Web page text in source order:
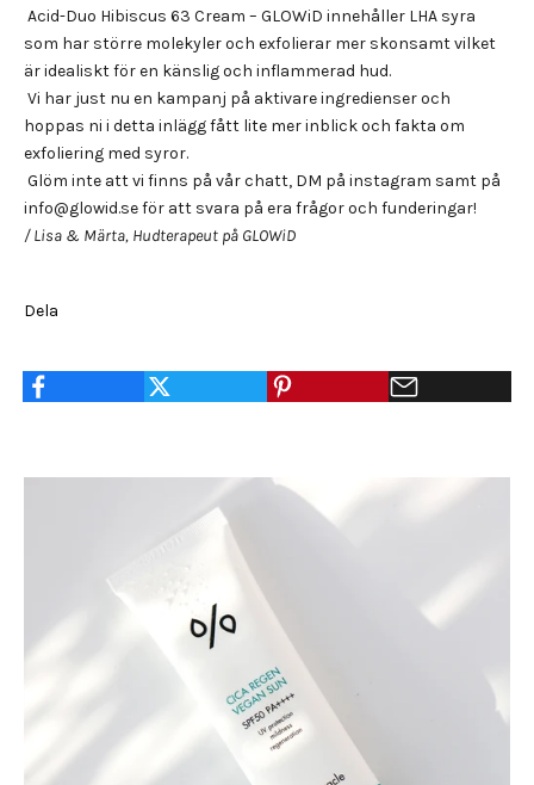
Acid-Duo Hibiscus 63 Cream – GLOWiD innehåller LHA syra
som har större molekyler och exfolierar mer skonsamt vilket
är idealiskt för en känslig och inflammerad hud.
Vi har just nu en kampanj på aktivare ingredienser och
hoppas ni i detta inlägg fått lite mer inblick och fakta om
exfoliering med syror.
Glöm inte att vi finns på vår chatt, DM på instagram samt på
info@glowid.se för att svara på era frågor och funderingar!
/ Lisa & Märta, Hudterapeut på GLOWiD
Dela